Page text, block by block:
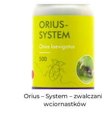
Orius – System –
wciornastków